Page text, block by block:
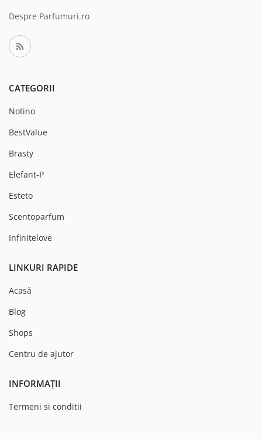
Despre Parfumuri.ro
CATEGORII
Notino
BestValue
Brasty
Elefant-P
Esteto
Scentoparfum
Infinitelove
LINKURI RAPIDE
Acasă
Blog
Shops
Centru de ajutor
INFORMAȚII
Termeni si conditii